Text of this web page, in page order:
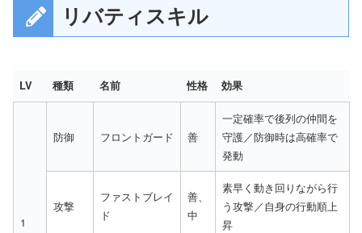
リバティスキル
LV 種類 名前 性格 効果
1
防御 フロントガード 善
一定確率で後列の仲間を
守護／防御時は高確率で
発動
攻撃
ファストブレイ
ド
善、
中
素早く動き回りながら行
う攻撃／自身の行動順上
昇